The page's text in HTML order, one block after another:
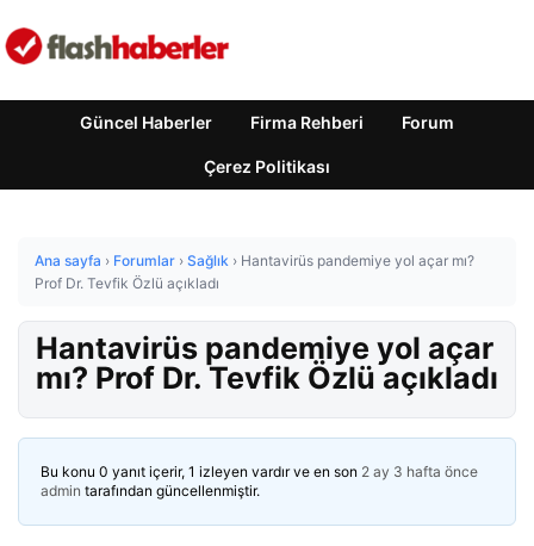
Güncel Haberler Firma Rehberi Forum
Çerez Politikası
Ana sayfa › Forumlar › Sağlık › Hantavirüs pandemiye yol açar mı?
Prof Dr. Tevfik Özlü açıkladı
Hantavirüs pandemiye yol açar
mı? Prof Dr. Tevfik Özlü açıkladı
Bu konu 0 yanıt içerir, 1 izleyen vardır ve en son 2 ay 3 hafta önce
admin tarafından güncellenmiştir.